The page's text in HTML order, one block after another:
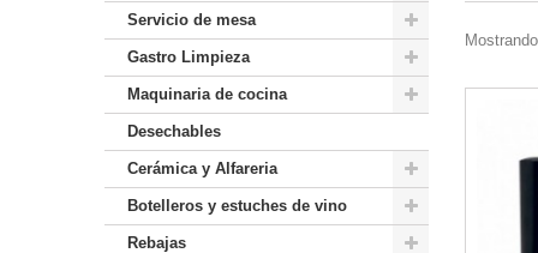
Servicio de mesa
Gastro Limpieza
Maquinaria de cocina
Desechables
Cerámica y Alfareria
Botelleros y estuches de vino
Rebajas